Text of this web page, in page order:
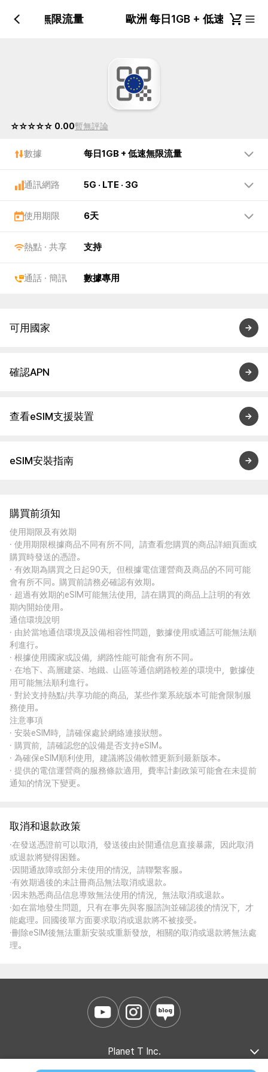
+ 低速無限流量 歐洲 每日1GB + 低速無限流
☆☆☆☆☆ 0.00暫無評論
數據 每日1GB + 低速無限流量
通訊網路 5G · LTE · 3G
使用期限 6天
熱點 · 共享 支持
通話 · 簡訊 數據專用
可用國家
確認APN
查看eSIM支援裝置
eSIM安裝指南
購買前須知
使用期限及有效期
· 使用期限根據商品不同有所不同，請查看您購買的商品詳細頁面或
購買時發送的憑證。
· 有效期為購買之日起90天，但根據電信運營商及商品的不同可能
會有所不同。購買前請務必確認有效期。
· 超過有效期的eSIM可能無法使用，請在購買的商品上註明的有效
期內開始使用。
通信環境說明
· 由於當地通信環境及設備相容性問題，數據使用或通話可能無法順
利進行。
· 根據使用國家或設備，網路性能可能會有所不同。
· 在地下、高層建築、地鐵、山區等通信網路較差的環境中，數據使
用可能無法順利進行。
· 對於支持熱點/共享功能的商品，某些作業系統版本可能會限制服
務使用。
注意事項
· 安裝eSIM時，請確保處於網絡連接狀態。
· 購買前，請確認您的設備是否支持eSIM。
· 為確保eSIM順利使用，建議將設備軟體更新到最新版本。
· 提供的電信運營商的服務條款適用，費率計劃政策可能會在未提前
通知的情況下變更。
取消和退款政策
·在發送憑證前可以取消，發送後由於開通信息直接暴露，因此取消
或退款將變得困難。
·因開通故障或部分未使用的情況，請聯繫客服。
·有效期過後的未註冊商品無法取消或退款。
·因未熟悉商品信息導致無法使用的情況，無法取消或退款。
·如在當地發生問題，只有在事先與客服諮詢並確認後的情況下，才
能處理。回國後單方面要求取消或退款將不被接受。
·刪除eSIM後無法重新安裝或重新發放，相關的取消或退款將無法處
理。
Planet T Inc.